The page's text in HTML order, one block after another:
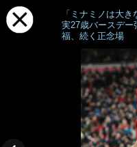
「ミナミノは大
実27歳バースデー
福、続く正念場